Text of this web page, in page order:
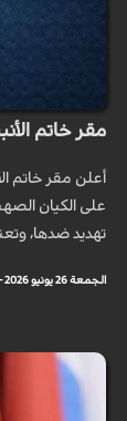
مقر خاتم
أعلن مقر خاتم
على الكيان
تهديد ضدها،
الجمعة 26 يونيو 2026 - 11:30 بتوقيت مكة